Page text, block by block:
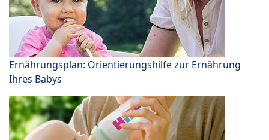
Ernährungsplan: Orientierungshilfe zur Ernährung
Ihres Babys